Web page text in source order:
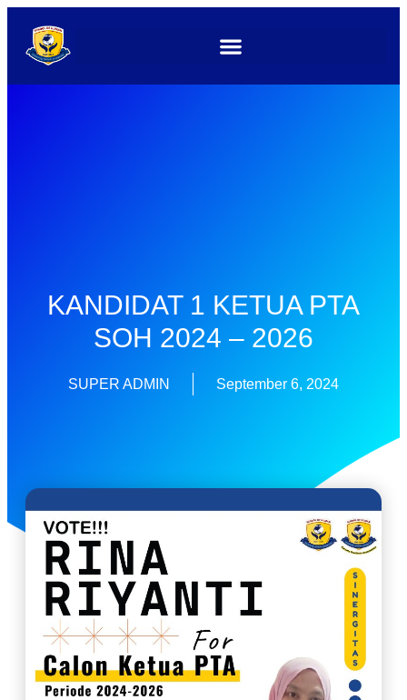
KANDIDAT 1 KETUA PTA
SOH 2024 – 2026
SUPER ADMIN September 6, 2024